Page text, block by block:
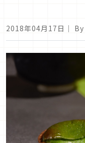
2018年04月17日 ｜ By